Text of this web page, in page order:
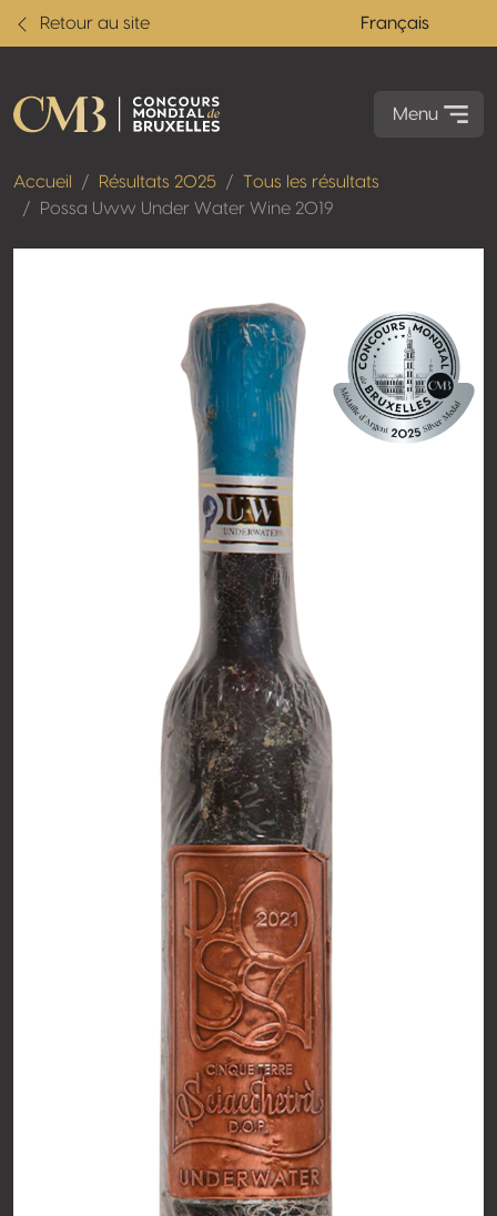
Retour au site Français
Menu
Accueil Résultats 2025
Tous les résultats
Possa Uww Under Water Wine 2019